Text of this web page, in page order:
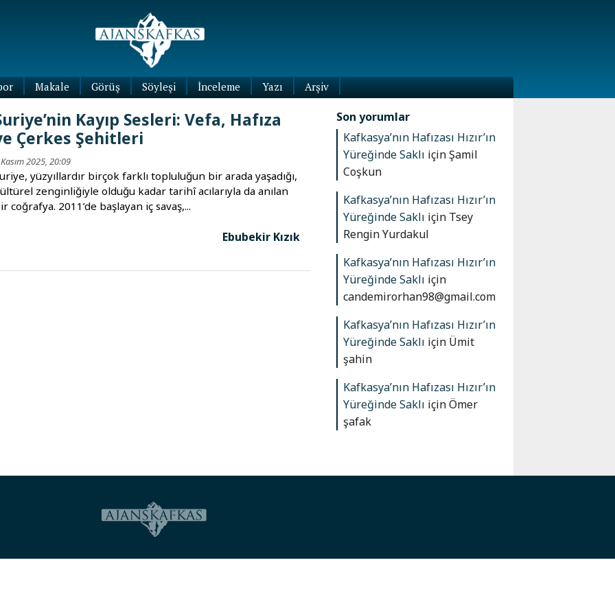
Makale Görüş Söyleşi İnceleme
Yazı
Yazıları
Arşiv
Kayıp Sesleri: Vefa, Hafıza
Çerkes Şehitleri
2025, 20:09
yüzyıllardır birçok farklı topluluğun bir arada yaşadığı,
zenginliğiyle olduğu kadar tarihî acılarıyla da anılan
coğrafya. 2011’de başlayan iç savaş,...
Ebubekir Kızık
Son yorumlar
Kafkasya’nın Hafızası Hızır’ın
Yüreğinde Saklı içinŞamil
Coşkun
Kafkasya’nın Hafızası Hızır’ın
Yüreğinde Saklı için Tsey
Rengin Yurdakul
Kafkasya’nın Hafızası Hızır’ın
Yüreğinde Saklı için
candemirorhan98@gmail.com
Kafkasya’nın Hafızası Hızır’ın
Yüreğinde Saklı için Ümit
şahin
Kafkasya’nın Hafızası Hızır’ın
Yüreğinde Saklı içinÖmer
şafak